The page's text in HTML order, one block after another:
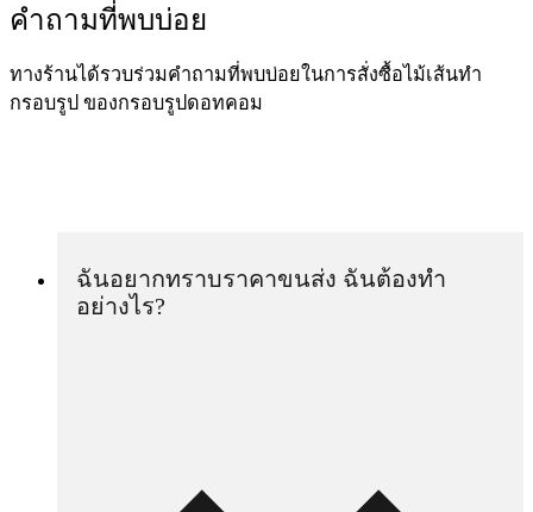
คำถามที่พบบ่อย
ทางร้านได้รวบร่วมคำถามที่พบบ่อยในการสั่งซื้อไม้เส้นทำ
กรอบรูป ของกรอบรูปดอทคอม
ฉันอยากทราบราคาขนส่ง ฉันต้องทำ
อย่างไร?